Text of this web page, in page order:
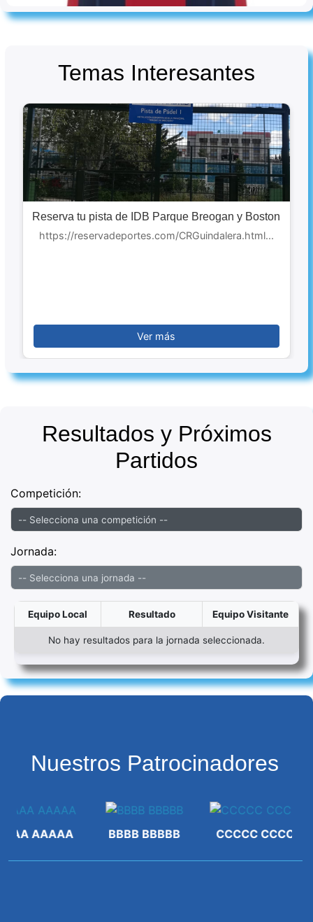
Temas Interesantes
Reserva tu pista de IDB Parque Breogan y Boston
https://reservadeportes.com/CRGuindalera.html...
Ver más
Resultados y Próximos
Partidos
Competición:
Jornada:
Equipo Local Resultado Equipo Visitante
No hay resultados para la jornada seleccionada.
Nuestros Patrocinadores
AAAAA BBBB BBBBB CCCCC CCCC